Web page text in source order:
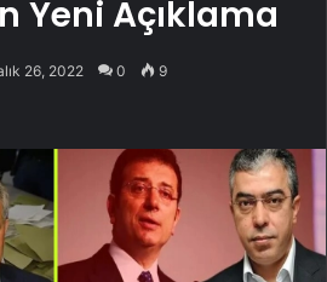
Yeni Açıklama
26, 2022 0 9